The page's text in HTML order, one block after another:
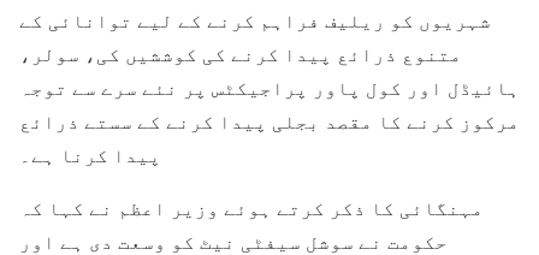
شہریوں کو ریلیف فراہم کرنے کے لیے توانائی کے
متنوع ذرائع پیدا کرنے کی کوششیں کی، سولر،
ہائیڈل اور کول پاور پراجیکٹس پر نئے سرے سے توجہ
مرکوز کرنے کا مقصد بجلی پیدا کرنے کے سستے ذرائع
پیدا کرنا ہے۔
مہنگائی کا ذکر کرتے ہوئے وزیر اعظم نے کہا کہ
حکومت نے سوشل سیفٹی نیٹ کو وسعت دی ہے اور